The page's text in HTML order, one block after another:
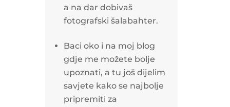
a na dar dobivaš
fotografski šalabahter.
Baci oko i na moj blog
gdje me možete bolje
upoznati, a tu još dijelim
savjete kako se najbolje
pripremiti za